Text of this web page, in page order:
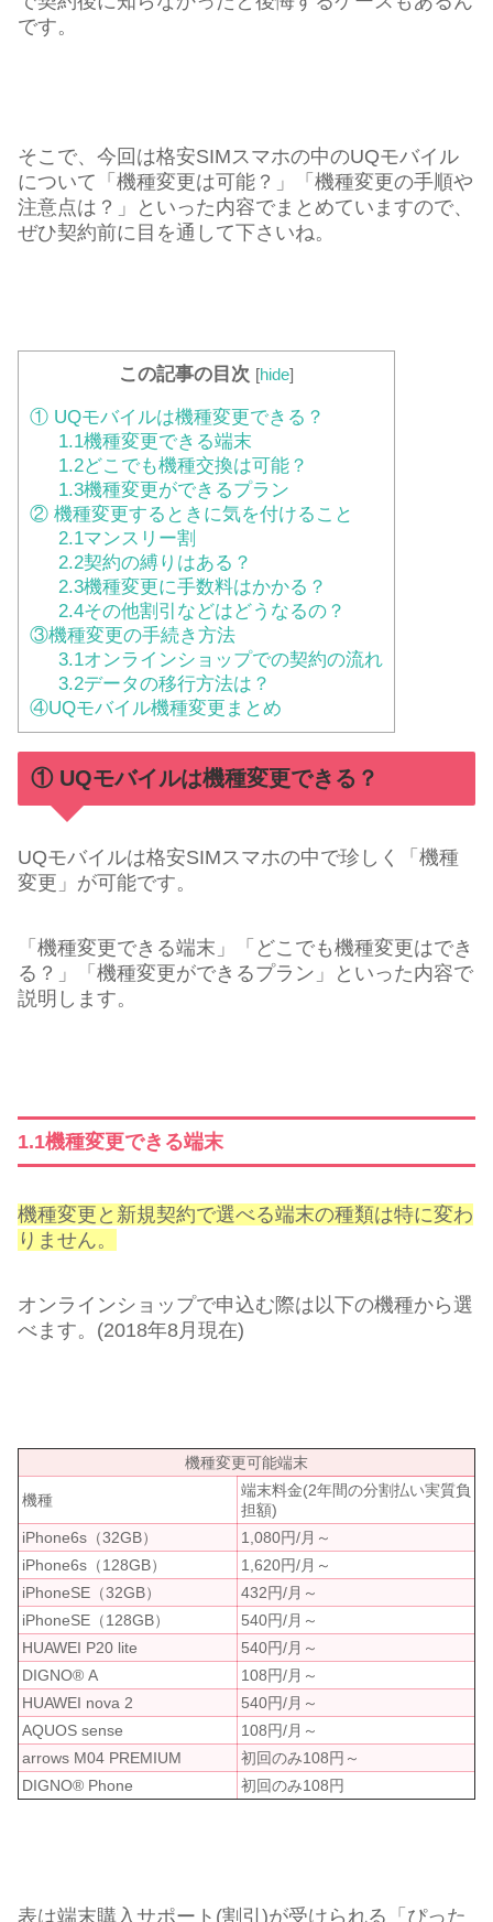
です。
そこで、今回は格安SIMスマホの中のUQモバイル
について「機種変更は可能？」「機種変更の手順や
注意点は？」といった内容でまとめていますので、
ぜひ契約前に目を通して下さいね。
この記事の目次 [hide]
① UQモバイルは機種変更できる？
1.1機種変更できる端末
1.2どこでも機種交換は可能？
1.3機種変更ができるプラン
② 機種変更するときに気を付けること
2.1マンスリー割
2.2契約の縛りはある？
2.3機種変更に手数料はかかる？
2.4その他割引などはどうなるの？
③機種変更の手続き方法
3.1オンラインショップでの契約の流れ
3.2データの移行方法は？
④UQモバイル機種変更まとめ
① UQモバイルは機種変更できる？
UQモバイルは格安SIMスマホの中で珍しく「機種
変更」が可能です。
「機種変更できる端末」「どこでも機種変更はでき
る？」「機種変更ができるプラン」といった内容で
説明します。
1.1機種変更できる端末
機種変更と新規契約で選べる端末の種類は特に変わ
りません。
オンラインショップで申込む際は以下の機種から選
べます。(2018年8月現在)
機種変更可能端末
機種
端末料金(2年間の分割払い実質負
担額)
iPhone6s（32GB）
1,080円/月～
iPhone6s（128GB）
1,620円/月～
iPhoneSE（32GB）
432円/月～
iPhoneSE（128GB）
540円/月～
HUAWEI P20 lite
540円/月～
DIGNO® A
108円/月～
HUAWEI nova 2
540円/月～
AQUOS sense
108円/月～
arrows M04 PREMIUM
初回のみ108円～
DIGNO® Phone
初回のみ108円
表は端末購入サポート(割引)が受けられる「ぴった